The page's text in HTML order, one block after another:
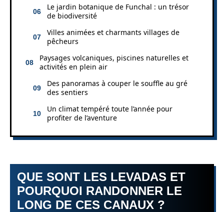
Le jardin botanique de Funchal : un trésor
de biodiversité
Villes animées et charmants villages de
pêcheurs
Paysages volcaniques, piscines naturelles et
activités en plein air
Des panoramas à couper le souffle au gré
des sentiers
Un climat tempéré toute l’année pour
profiter de l’aventure
QUE SONT LES LEVADAS ET
POURQUOI RANDONNER LE
LONG DE CES CANAUX ?